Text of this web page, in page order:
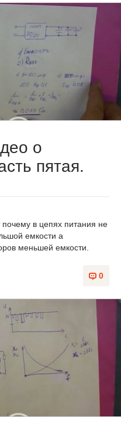
о
пятая.
в цепях питания не
емкости а
меньшей емкости.
0